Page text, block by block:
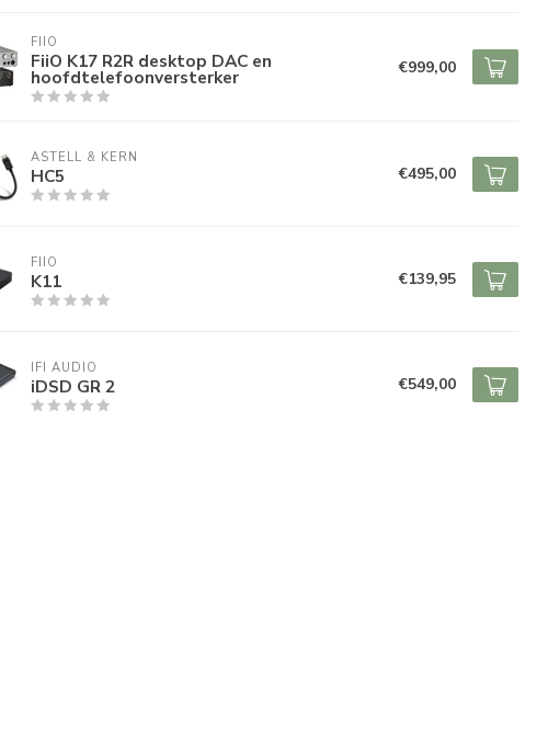
FIIO
FiiO K17 R2R desktop DAC en
hoofdtelefoonversterker €999,00
ASTELL & KERN
HC5 €495,00
FIIO
K11 €139,95
IFI AUDIO
iDSD GR 2 €549,00